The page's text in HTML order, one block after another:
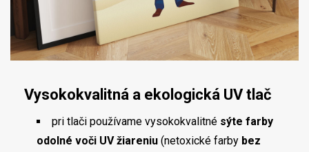
Vysokokvalitná a ekologická UV tlač
pri tlači používame vysokokvalitné sýte farby
odolné voči UV žiareniu (netoxické farby bez